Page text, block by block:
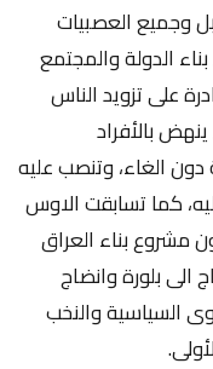
بل وجميع العصبيات
الدولة والمجتمع
على تزويد الناس
بالأفراد
دون الغاء، وتنصب عليه
كما تسابقت الاوس
مشروع بناء العراق
الى بلورة وانضاج
السياسية والنخب